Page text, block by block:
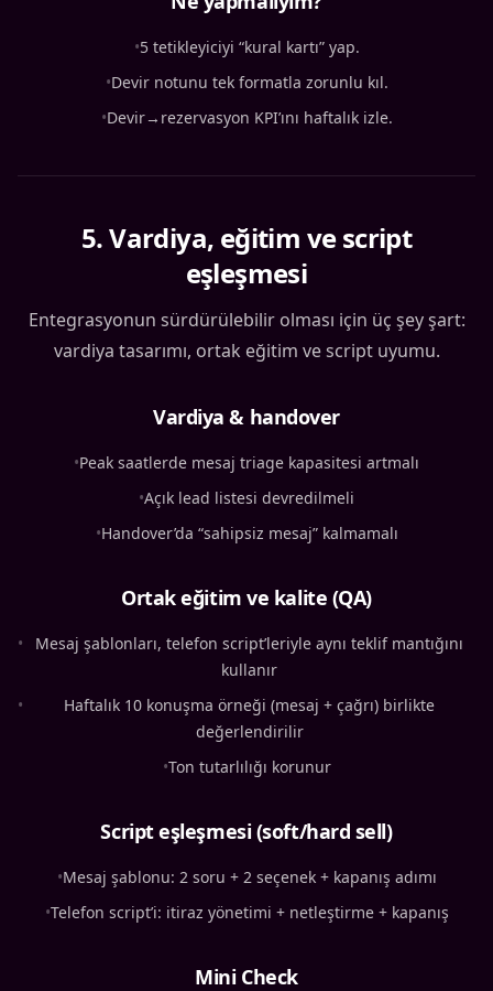
•5 tetikleyiciyi “kural kartı” yap.
•Devir notunu tek formatla zorunlu kıl.
•Devir→rezervasyon KPI’ını haftalık izle.
5.Vardiya, eğitim ve script
eşleşmesi
Entegrasyonun sürdürülebilir olması için üç şey şart:
vardiya tasarımı, ortak eğitim ve script uyumu.
Vardiya & handover
•Peak saatlerde mesaj triage kapasitesi artmalı
•Açık lead listesi devredilmeli
•Handover’da “sahipsiz mesaj” kalmamalı
Ortak eğitim ve kalite (QA)
•
Mesaj şablonları, telefon script’leriyle aynı teklif mantığını
kullanır
•
Haftalık 10 konuşma örneği (mesaj + çağrı) birlikte
değerlendirilir
•Ton tutarlılığı korunur
Script eşleşmesi (soft/hard sell)
•Mesaj şablonu: 2 soru + 2 seçenek + kapanış adımı
•Telefon script’i: itiraz yönetimi + netleştirme + kapanış
Mini Check